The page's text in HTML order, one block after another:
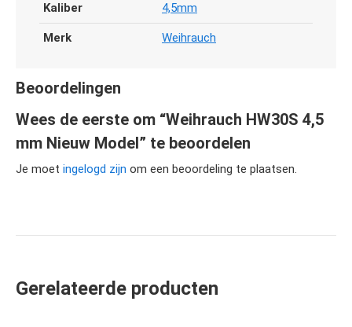
Kaliber 4,5mm
Merk Weihrauch
Beoordelingen
Wees de eerste om “Weihrauch HW30S 4,5
mm Nieuw Model” te beoordelen
Je moet ingelogd zijn om een beoordeling te plaatsen.
Gerelateerde producten